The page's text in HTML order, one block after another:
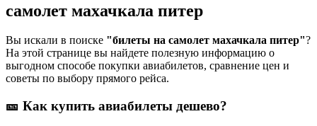
самолет махачкала питер
Вы искали в поиске "билеты на самолет махачкала питер"?
На этой странице вы найдете полезную информацию о
выгодном способе покупки авиабилетов, сравнение цен и
советы по выбору прямого рейса.
🎫 Как купить авиабилеты дешево?